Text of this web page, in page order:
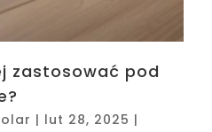
zastosować pod
| lut 28, 2025 |